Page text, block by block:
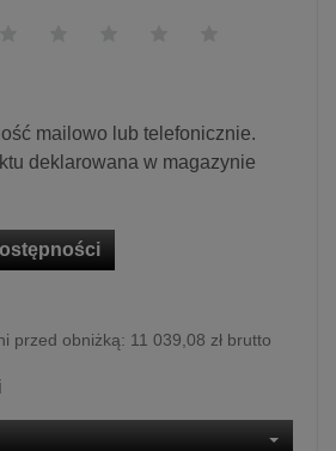
mailowo lub telefonicznie.
deklarowana w magazynie
przed obniżką: 11 039,08 zł brutto